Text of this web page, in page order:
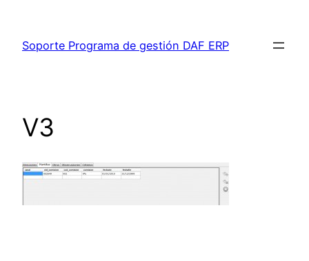
contenido
Soporte Programa de gestión DAF ERP
V3